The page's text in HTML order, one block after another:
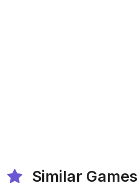
Similar Games